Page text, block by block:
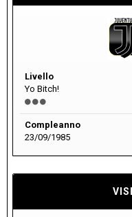
Livello
Yo Bitch!
Compleanno
23/09/1985